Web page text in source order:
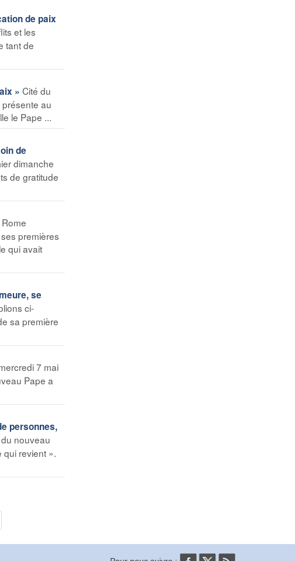
de paix
et les
tant de
» Cité du
au
le Pape ...
de
dimanche
de gratitude
Rome
premières
qui avait
se
ci-
sa première
7 mai
Pape a
personnes,
nouveau
revient ».